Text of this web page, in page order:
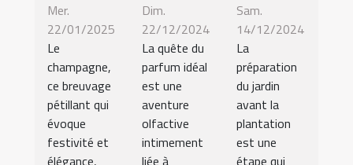
Mer.
22/01/2025
Le
champagne,
ce breuvage
pétillant qui
évoque
festivité et
Dim.
22/12/2024
La quête du
parfum idéal
est une
aventure
olfactive
intimement
Sam.
14/12/2024
La
préparation
du jardin
avant la
plantation
est une